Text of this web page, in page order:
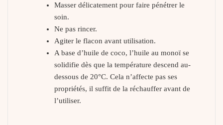
Masser délicatement pour faire pénétrer le
soin.
Ne pas rincer.
Agiter le flacon avant utilisation.
A base d’huile de coco, l’huile au monoï se
solidifie dès que la température descend au-
dessous de 20°C. Cela n’affecte pas ses
propriétés, il suffit de la réchauffer avant de
l’utiliser.